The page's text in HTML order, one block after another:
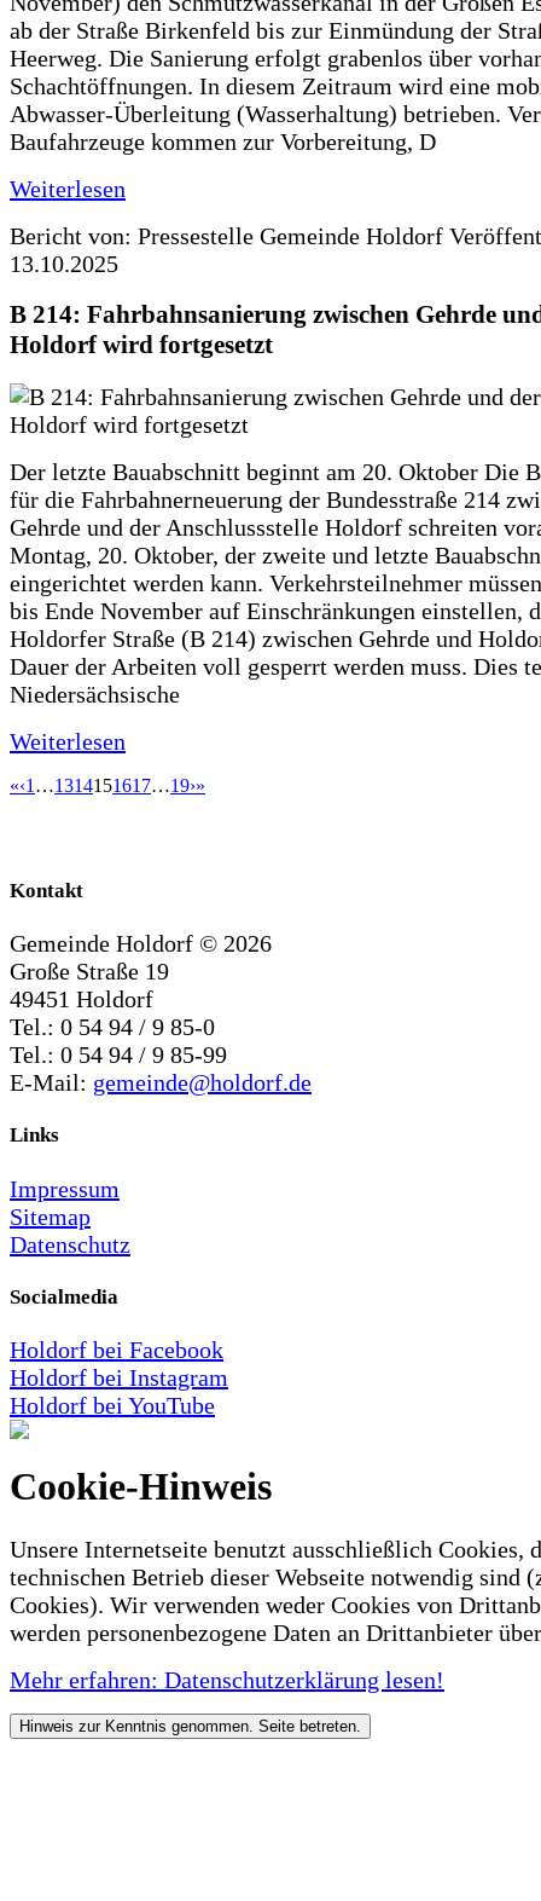
ab der Straße Birkenfeld bis zur Einmündung der
Heerweg. Die Sanierung erfolgt grabenlos über
Schachtöffnungen. In diesem Zeitraum wird eine
Abwasser-Überleitung (Wasserhaltung) betrieben.
Baufahrzeuge kommen zur Vorbereitung, D
Weiterlesen
Bericht von: Pressestelle Gemeinde Holdorf
13.10.2025
B 214: Fahrbahnsanierung zwischen Gehrde
Holdorf wird fortgesetzt
Der letzte Bauabschnitt beginnt am 20. Oktober Die
für die Fahrbahnerneuerung der Bundesstraße 214
Gehrde und der Anschlussstelle Holdorf schreiten
Montag, 20. Oktober, der zweite und letzte
eingerichtet werden kann. Verkehrsteilnehmer
bis Ende November auf Einschränkungen einstellen,
Holdorfer Straße (B 214) zwischen Gehrde und
Dauer der Arbeiten voll gesperrt werden muss. Dies
Niedersächsische
Weiterlesen
«‹1 …1314151617…19›»
Kontakt
Gemeinde Holdorf © 2026
Große Straße 19
49451 Holdorf
Tel.: 0 54 94 / 9 85-0
Tel.: 0 54 94 / 9 85-99
E-Mail: gemeinde@holdorf.de
Links
Impressum
Sitemap
Datenschutz
Socialmedia
Holdorf bei Facebook
Holdorf bei Instagram
Holdorf bei YouTube
Cookie-Hinweis
Unsere Internetseite benutzt ausschließlich Cookies,
technischen Betrieb dieser Webseite notwendig sind
Cookies). Wir verwenden weder Cookies von
werden personenbezogene Daten an Drittanbieter
Mehr erfahren: Datenschutzerklärung lesen!
Hinweis zur Kenntnis genommen. Seite betreten.